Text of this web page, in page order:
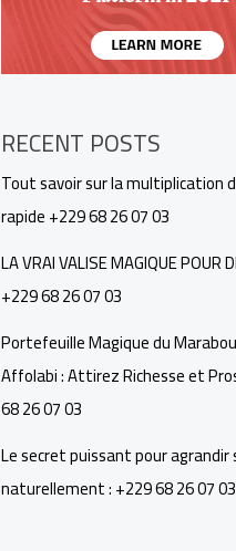
RECENT POSTS
Tout savoir sur la multiplication
rapide +229 68 26 07 03
LA VRAI VALISE MAGIQUE POUR
+229 68 26 07 03
Portefeuille Magique du
Affolabi : Attirez Richesse et
68 26 07 03
Le secret puissant pour agrandir
naturellement : +229 68 26 07 03